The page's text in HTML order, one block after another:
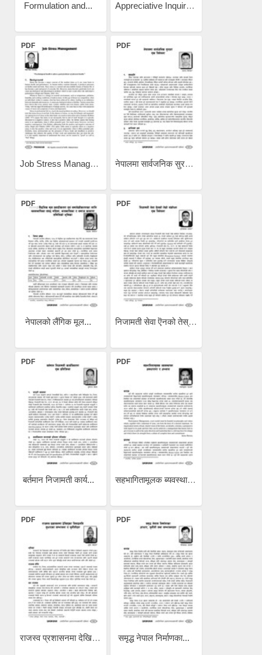
Formulation and... Appreciative Inquiry: A...
PDF
Job Stress Management /...
PDF
नेपालमा सार्वजनिक सुरक्षा...
PDF
नेपालको लैंगिक मूल...
PDF
निजामती सेवा ऎनको तेस्रो...
PDF
बर्तमान निजामती कार्य...
PDF
सहभागितामूलक ब्यवस्थापन :...
PDF
राजस्व प्रशासनमा देखिएको...
PDF
समृद्ध नेपाल निर्माणका...